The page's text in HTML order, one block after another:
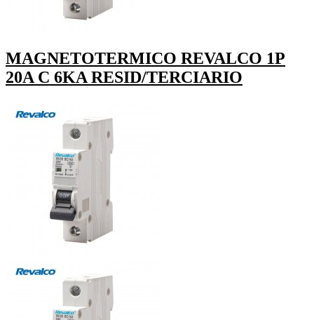
MAGNETOTERMICO REVALCO 1P
20A C 6KA RESID/TERCIARIO